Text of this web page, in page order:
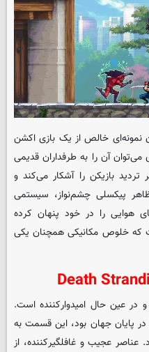
نمونه‌ای خالص از یک بازی اکشن
آن را به طرفداران قدیمی
بازیکن را آشکار می‌کند و
پیکسلی چشم‌نواز، سیستمی
هوایی را در خود پنهان کرده
که خلوص مکانیکی همچنان یکی
و در عین حال امیدوارکننده است.
پایان جهان بود، این قسمت به
عناصر عجیب و غافلگیرکننده، از